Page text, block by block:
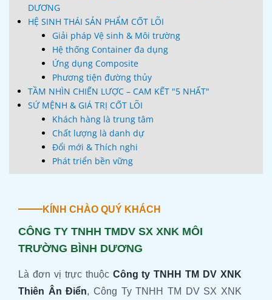
DƯƠNG
HỆ SINH THÁI SẢN PHẨM CỐT LÕI
Giải pháp Vệ sinh & Môi trường
Hệ thống Container đa dụng
Ứng dụng Composite
Phương tiện đường thủy
TẦM NHÌN CHIẾN LƯỢC – CAM KẾT "5 NHẤT"
SỨ MỆNH & GIÁ TRỊ CỐT LÕI
Khách hàng là trung tâm
Chất lượng là danh dự
Đổi mới & Thích nghi
Phát triển bền vững
KÍNH CHÀO QUÝ KHÁCH
CÔNG TY TNHH TMDV SX XNK MÔI
TRƯỜNG BÌNH DƯƠNG
Là đơn vị trực thuộc Công ty TNHH TM DV XNK
Thiên Ân Điển, Công Ty TNHH TM DV SX XNK